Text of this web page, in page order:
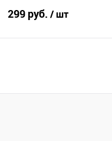
299 руб. / шт
Купить в 1 клик